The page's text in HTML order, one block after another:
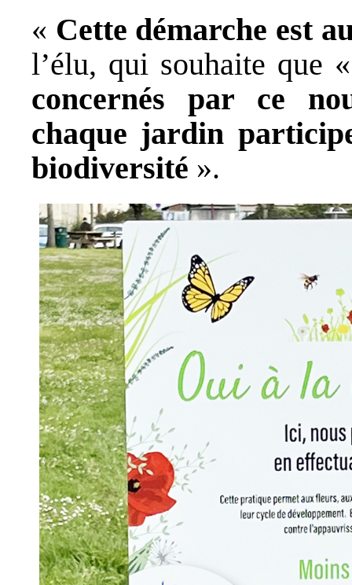
« Cette démarche est
l’élu, qui souhaite que
concernés par ce
chaque jardin
biodiversité ».